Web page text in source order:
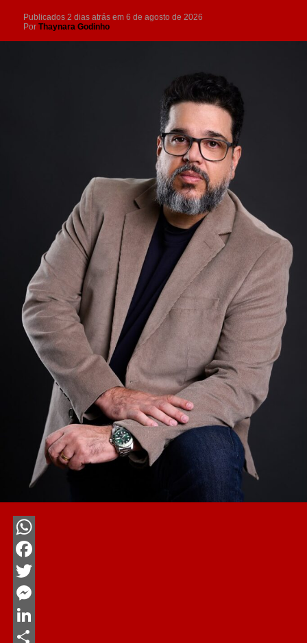
Publicados 2 dias atrás em 6 de agosto de 2026
Por Thaynara Godinho
WhatsApp
Facebook
Twitter
Messenger
LinkedIn